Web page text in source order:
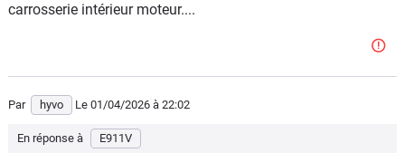
carrosserie intérieur moteur....
Par hyvo Le 01/04/2026 à 22:02
En réponse à E911V